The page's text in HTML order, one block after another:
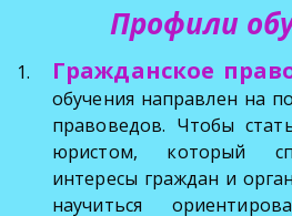
Профили
Гражданское
обучения направлен на
правоведов. Чтобы
юристом, который
интересы граждан и
научиться